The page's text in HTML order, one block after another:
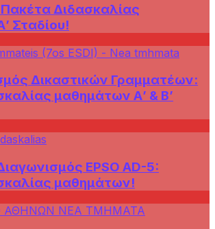
Διδασκαλίας
Σταδίου!
Δικαστικών Γραμματέων:
μαθημάτων Α’ & Β’
EPSO AD-5:
μαθημάτων!